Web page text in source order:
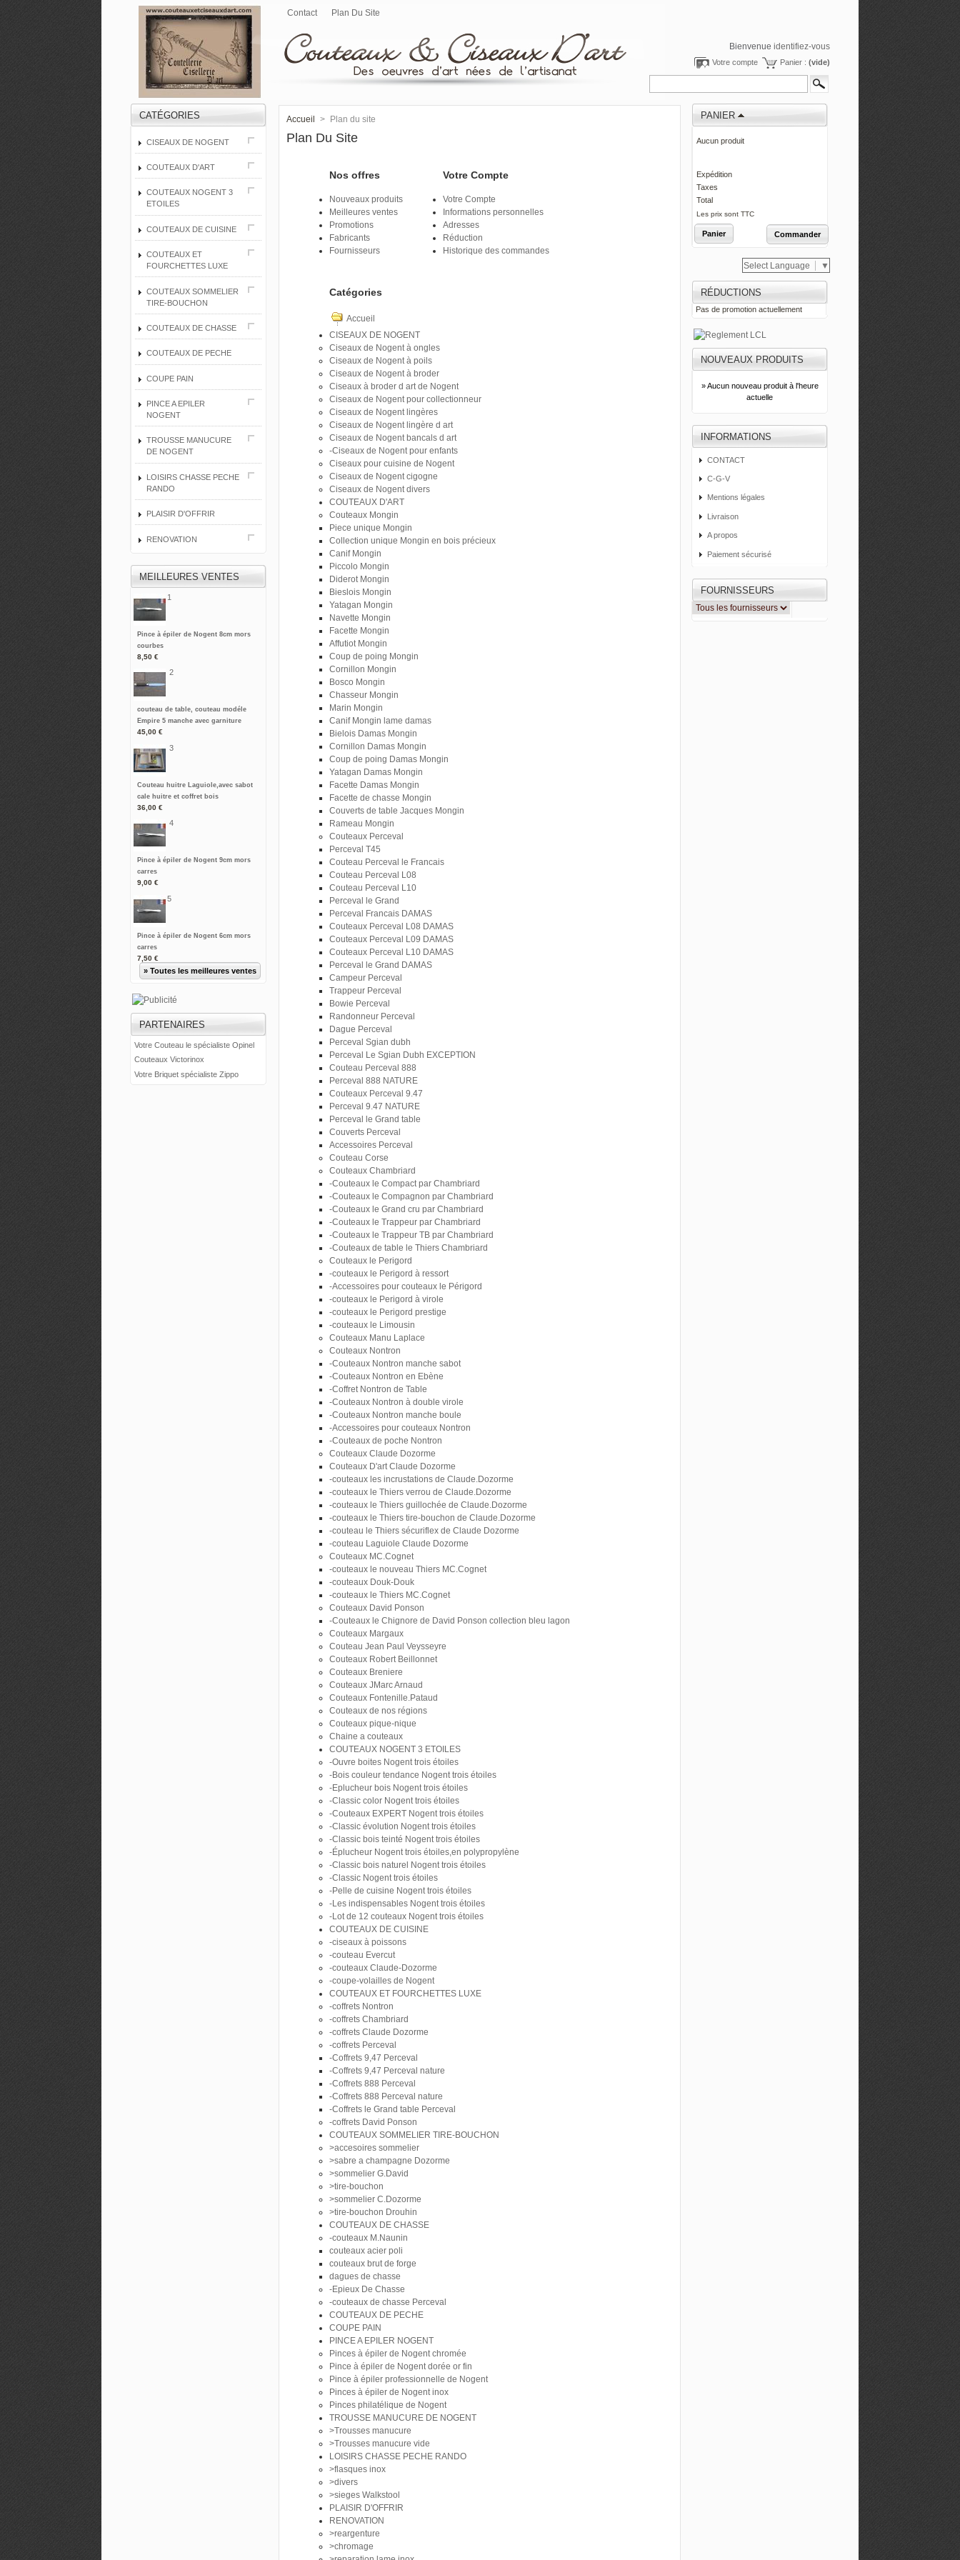
Panier : (vide)
Votre compte
Bienvenue identifiez-vous
Contact Plan Du Site
CATÉGORIES
CISEAUX DE NOGENT
COUTEAUX D'ART
COUTEAUX NOGENT 3
ETOILES
COUTEAUX DE CUISINE
COUTEAUX ET
FOURCHETTES LUXE
COUTEAUX SOMMELIER
TIRE-BOUCHON
COUTEAUX DE CHASSE
COUTEAUX DE PECHE
COUPE PAIN
PINCE A EPILER
NOGENT
TROUSSE MANUCURE
DE NOGENT
LOISIRS CHASSE PECHE
RANDO
PLAISIR D'OFFRIR
RENOVATION
MEILLEURES VENTES
1
Pince à épiler de Nogent 8cm mors
courbes
8,50 €
2
couteau de table, couteau modéle
Empire 5 manche avec garniture
45,00 €
3
Couteau huitre Laguiole,avec sabot
cale huitre et coffret bois
36,00 €
4
Pince à épiler de Nogent 9cm mors
carres
9,00 €
5
Pince à épiler de Nogent 6cm mors
carres
7,50 €
» Toutes les meilleures ventes
PARTENAIRES
Votre Couteau le spécialiste Opinel
Couteaux Victorinox
Votre Briquet spécialiste Zippo
Accueil > Plan du site
Plan Du Site
Nos offres
Nouveaux produits
Meilleures ventes
Promotions
Fabricants
Fournisseurs
Votre Compte
Votre Compte
Informations personnelles
Adresses
Réduction
Historique des commandes
Catégories
Accueil
CISEAUX DE NOGENT
Ciseaux de Nogent à ongles
Ciseaux de Nogent à poils
Ciseaux de Nogent à broder
Ciseaux à broder d art de Nogent
Ciseaux de Nogent pour collectionneur
Ciseaux de Nogent lingères
Ciseaux de Nogent lingère d art
Ciseaux de Nogent bancals d art
-Ciseaux de Nogent pour enfants
Ciseaux pour cuisine de Nogent
Ciseaux de Nogent cigogne
Ciseaux de Nogent divers
COUTEAUX D'ART
Couteaux Mongin
Piece unique Mongin
Collection unique Mongin en bois précieux
Canif Mongin
Piccolo Mongin
Diderot Mongin
Bieslois Mongin
Yatagan Mongin
Navette Mongin
Facette Mongin
Affutiot Mongin
Coup de poing Mongin
Cornillon Mongin
Bosco Mongin
Chasseur Mongin
Marin Mongin
Canif Mongin lame damas
Bielois Damas Mongin
Cornillon Damas Mongin
Coup de poing Damas Mongin
Yatagan Damas Mongin
Facette Damas Mongin
Facette de chasse Mongin
Couverts de table Jacques Mongin
Rameau Mongin
Couteaux Perceval
Perceval T45
Couteau Perceval le Francais
Couteau Perceval L08
Couteau Perceval L10
Perceval le Grand
Perceval Francais DAMAS
Couteaux Perceval L08 DAMAS
Couteaux Perceval L09 DAMAS
Couteaux Perceval L10 DAMAS
Perceval le Grand DAMAS
Campeur Perceval
Trappeur Perceval
Bowie Perceval
Randonneur Perceval
Dague Perceval
Perceval Sgian dubh
Perceval Le Sgian Dubh EXCEPTION
Couteau Perceval 888
Perceval 888 NATURE
Couteaux Perceval 9.47
Perceval 9.47 NATURE
Perceval le Grand table
Couverts Perceval
Accessoires Perceval
Couteau Corse
Couteaux Chambriard
-Couteaux le Compact par Chambriard
-Couteaux le Compagnon par Chambriard
-Couteaux le Grand cru par Chambriard
-Couteaux le Trappeur par Chambriard
-Couteaux le Trappeur TB par Chambriard
-Couteaux de table le Thiers Chambriard
Couteaux le Perigord
-couteaux le Perigord à ressort
-Accessoires pour couteaux le Périgord
-couteaux le Perigord à virole
-couteaux le Perigord prestige
-couteaux le Limousin
Couteaux Manu Laplace
Couteaux Nontron
-Couteaux Nontron manche sabot
-Couteaux Nontron en Ebène
-Coffret Nontron de Table
-Couteaux Nontron à double virole
-Couteaux Nontron manche boule
-Accessoires pour couteaux Nontron
-Couteaux de poche Nontron
Couteaux Claude Dozorme
Couteaux D'art Claude Dozorme
-couteaux les incrustations de Claude.Dozorme
-couteaux le Thiers verrou de Claude.Dozorme
-couteaux le Thiers guillochée de Claude.Dozorme
-couteaux le Thiers tire-bouchon de Claude.Dozorme
-couteau le Thiers sécuriflex de Claude Dozorme
-couteau Laguiole Claude Dozorme
Couteaux MC.Cognet
-couteaux le nouveau Thiers MC.Cognet
-couteaux Douk-Douk
-couteaux le Thiers MC.Cognet
Couteaux David Ponson
-Couteaux le Chignore de David Ponson collection bleu lagon
Couteaux Margaux
Couteau Jean Paul Veysseyre
Couteaux Robert Beillonnet
Couteaux Breniere
Couteaux JMarc Arnaud
Couteaux Fontenille.Pataud
Couteaux de nos régions
Couteaux pique-nique
Chaine a couteaux
COUTEAUX NOGENT 3 ETOILES
-Ouvre boites Nogent trois étoiles
-Bois couleur tendance Nogent trois étoiles
-Eplucheur bois Nogent trois étoiles
-Classic color Nogent trois étoiles
-Couteaux EXPERT Nogent trois étoiles
-Classic évolution Nogent trois étoiles
-Classic bois teinté Nogent trois étoiles
-Éplucheur Nogent trois étoiles,en polypropylène
-Classic bois naturel Nogent trois étoiles
-Classic Nogent trois étoiles
-Pelle de cuisine Nogent trois étoiles
-Les indispensables Nogent trois étoiles
-Lot de 12 couteaux Nogent trois étoiles
COUTEAUX DE CUISINE
-ciseaux à poissons
-couteau Evercut
-couteaux Claude-Dozorme
-coupe-volailles de Nogent
COUTEAUX ET FOURCHETTES LUXE
-coffrets Nontron
-coffrets Chambriard
-coffrets Claude Dozorme
-coffrets Perceval
-Coffrets 9,47 Perceval
-Coffrets 9,47 Perceval nature
-Coffrets 888 Perceval
-Coffrets 888 Perceval nature
-Coffrets le Grand table Perceval
-coffrets David Ponson
COUTEAUX SOMMELIER TIRE-BOUCHON
>accesoires sommelier
>sabre a champagne Dozorme
>sommelier G.David
>tire-bouchon
>sommelier C.Dozorme
>tire-bouchon Drouhin
COUTEAUX DE CHASSE
-couteaux M.Naunin
couteaux acier poli
couteaux brut de forge
dagues de chasse
-Epieux De Chasse
-couteaux de chasse Perceval
COUTEAUX DE PECHE
COUPE PAIN
PINCE A EPILER NOGENT
Pinces à épiler de Nogent chromée
Pince à épiler de Nogent dorée or fin
Pince à épiler professionnelle de Nogent
Pinces à épiler de Nogent inox
Pinces philatélique de Nogent
TROUSSE MANUCURE DE NOGENT
>Trousses manucure
>Trousses manucure vide
LOISIRS CHASSE PECHE RANDO
>flasques inox
>divers
>sieges Walkstool
PLAISIR D'OFFRIR
RENOVATION
>reargenture
>chromage
PANIER
Aucun produit
Expédition
Taxes
Total
Les prix sont TTC
Panier Commander
Select Language ▼
RÉDUCTIONS
Pas de promotion actuellement
NOUVEAUX PRODUITS
» Aucun nouveau produit à l'heure
actuelle
INFORMATIONS
CONTACT
C-G-V
Mentions légales
Livraison
A propos
Paiement sécurisé
FOURNISSEURS